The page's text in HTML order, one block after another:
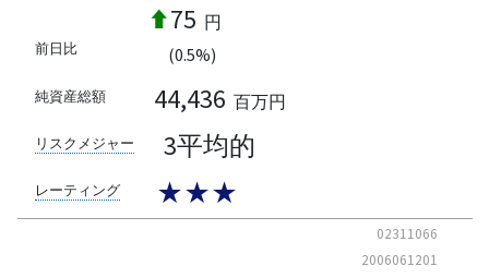
前日比
75 円
(0.5%)
純資産総額 44,436 百万円
リスクメジャー 3平均的
レーティング ★★★
02311066
2006061201